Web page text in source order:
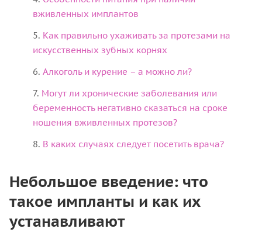
вживленных имплантов
Как правильно ухаживать за протезами на
искусственных зубных корнях
Алкоголь и курение – а можно ли?
Могут ли хронические заболевания или
беременность негативно сказаться на сроке
ношения вживленных протезов?
В каких случаях следует посетить врача?
Небольшое введение: что
такое импланты и как их
устанавливают